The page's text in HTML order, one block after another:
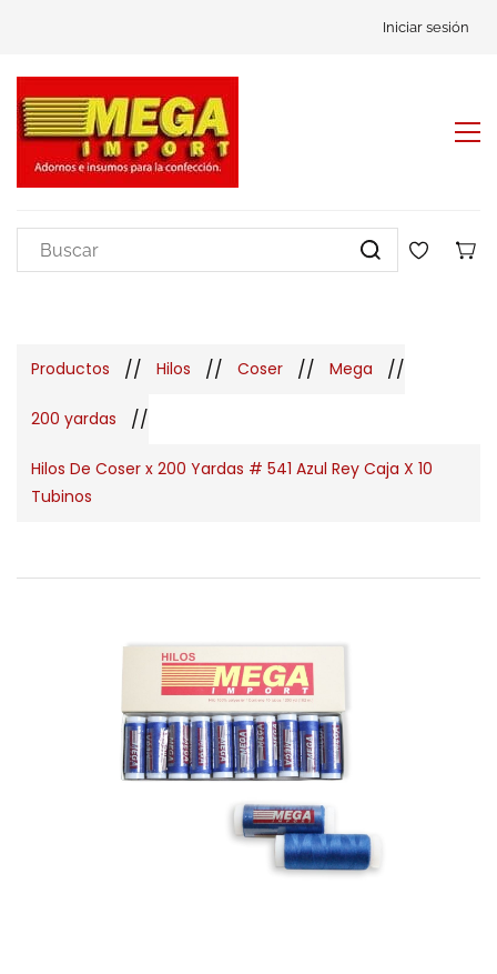
Iniciar sesión
Productos // Hilos // Coser // Mega //
200 yardas //
Hilos De Coser x 200 Yardas # 541 Azul Rey Caja X 10
Tubinos